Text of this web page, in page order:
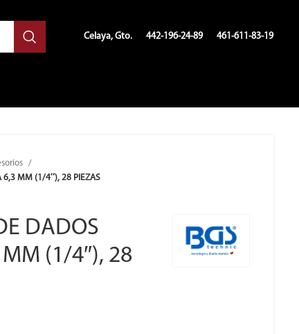
Celaya, Gto. 442-196-24-89 461-611-83-19
6,3 MM (1/4″), 28 PIEZAS
DADOS
(1/4″), 28